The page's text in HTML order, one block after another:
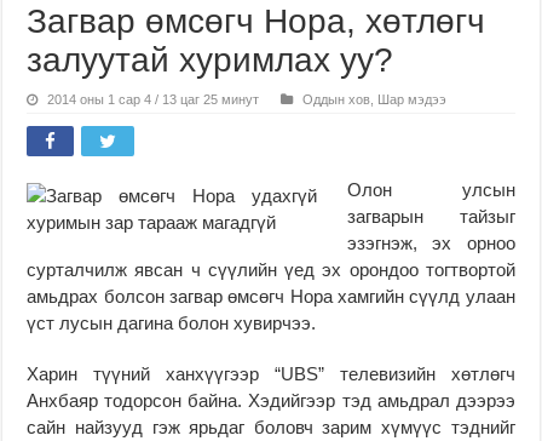
Загвар өмсөгч Нора, хөтлөгч
залуутай хуримлах уу?
2014 оны 1 сар 4 / 13 цаг 25 минут Оддын хов Шар мэдээ
Олон улсын
загварын тайзыг
эзэгнэж, эх орноо
сурталчилж явсан ч сүүлийн үед эх орондоо тогтвортой
амьдрах болсон загвар өмсөгч Нора хамгийн сүүлд улаан
үст лусын дагина болон хувирчээ.
Харин түүний ханхүүгээр “UBS” телевизийн хөтлөгч
Анхбаяр тодорсон байна. Хэдийгээр тэд амьдрал дээрээ
сайн найзууд гэж ярьдаг боловч зарим хүмүүс тэднийг